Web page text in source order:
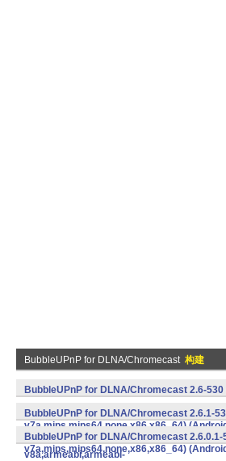
BubbleUPnP for DLNA/Chromecast 构建
BubbleUPnP for DLNA/Chromecast 2.6-
v8a,armeabi,armeabi-
v7a,mips,mips64,none,x86,x86_64)
BubbleUPnP for DLNA/Chromecast 2.6.1-
v8a,armeabi,armeabi-
v7a,mips,mips64,none,x86,x86_64)
BubbleUPnP for DLNA/Chromecast
v8a,armeabi,armeabi-